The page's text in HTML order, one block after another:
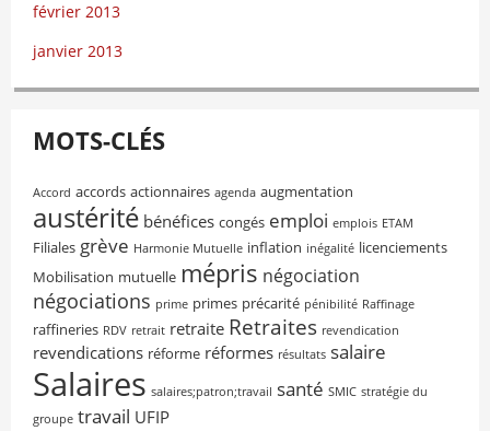
février 2013
janvier 2013
MOTS-CLÉS
Accord accords actionnaires agenda augmentation
austérité bénéfices congés emploi emplois ETAM
Filiales grève Harmonie Mutuelle inflation inégalité licenciements
Mobilisation mutuelle mépris négociation
négociations prime primes précarité pénibilité Raffinage
raffineries RDV retrait retraite Retraites revendication
revendications réforme réformes résultats salaire
Salaires salaires;patron;travail santé SMIC stratégie du
groupe travail UFIP